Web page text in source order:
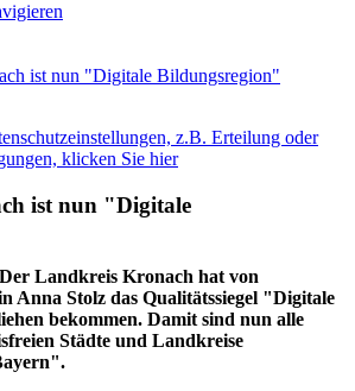
ist nun "Digitale Bildungsregion"
z.B. Erteilung oder
klicken Sie hier
ist nun "Digitale
Der Landkreis Kronach hat von
Anna Stolz das Qualitätssiegel "Digitale
bekommen. Damit sind nun alle
Städte und Landkreise